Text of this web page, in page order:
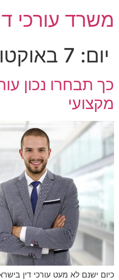
משרד עורכי
יום: 7 באוקטובר 2020
כך תבחרו נכון
מקצועי
כיום ישנם לא מעט עורכי דין